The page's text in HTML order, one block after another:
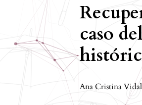
caso
Ana Cristina